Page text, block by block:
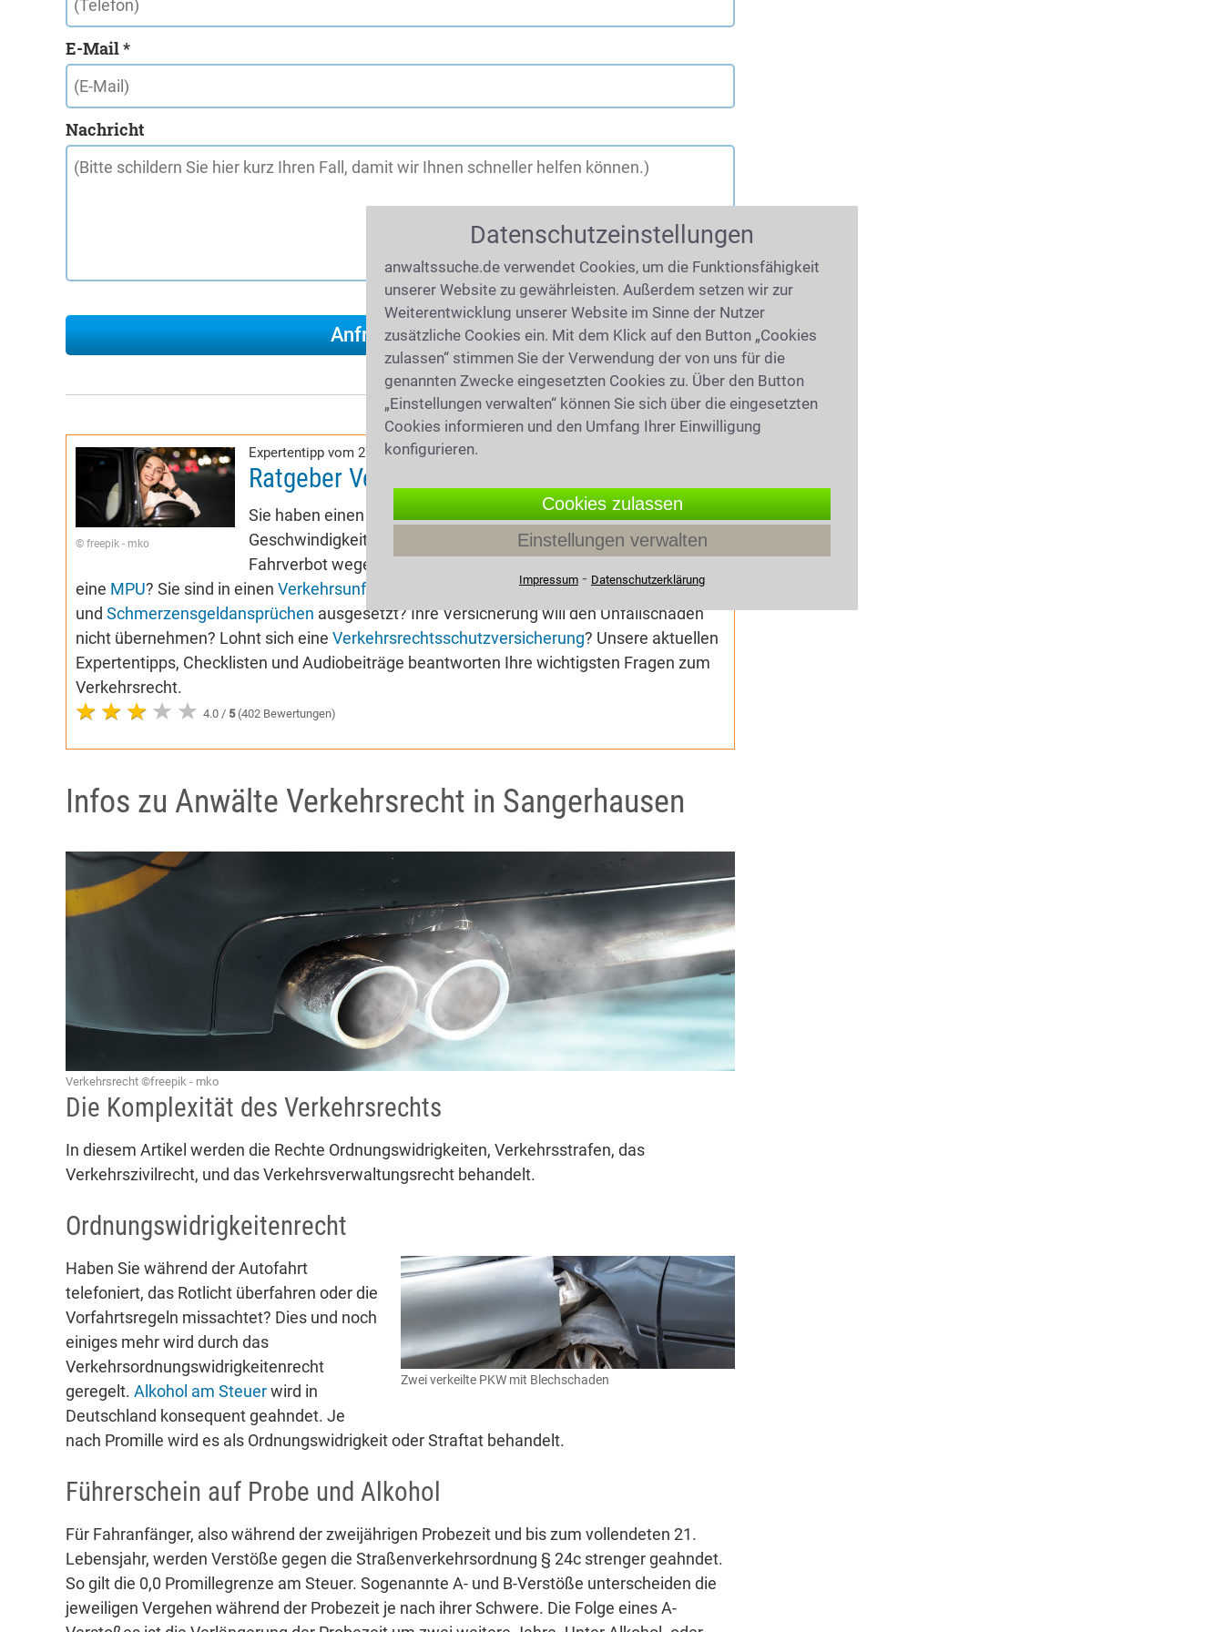
E-Mail *
Nachricht
© freepik - mko
Expertentipp vom 27.04.2019(6321 mal gelesen)
Ratgeber Verkehrsrecht
Sie haben einen Bußgeldbescheid wegen
Geschwindigkeitsüberschreitung erhalten? Ihnen droht ein
Fahrverbot wegen
eine MPU? Sie sind in einen Verkehrsunfall
verwickelt? Sie sehen sich Schadensersatz-
und Schmerzensgeldansprüchen ausgesetzt? Ihre Versicherung will den Unfallschaden
nicht übernehmen? Lohnt sich eine Verkehrsrechtsschutzversicherung? Unsere aktuellen
Expertentipps, Checklisten und Audiobeiträge beantworten Ihre wichtigsten Fragen zum
Verkehrsrecht.
4.0 / 5(402 Bewertungen)
Infos zu Anwälte Verkehrsrecht in Sangerhausen
Verkehrsrecht ©freepik - mko
Die Komplexität des Verkehrsrechts
In diesem Artikel werden die Rechte Ordnungswidrigkeiten, Verkehrsstrafen, das
Verkehrszivilrecht, und das Verkehrsverwaltungsrecht behandelt.
Ordnungswidrigkeitenrecht
Zwei verkeilte PKW mit Blechschaden
Haben Sie während der Autofahrt
telefoniert, das Rotlicht überfahren oder die
Vorfahrtsregeln missachtet? Dies und noch
einiges mehr wird durch das
Verkehrsordnungswidrigkeitenrecht
geregelt. Alkohol am Steuerwird in
Deutschland konsequent geahndet. Je
nach Promille wird es als Ordnungswidrigkeit oder Straftat behandelt.
Führerschein auf Probe und Alkohol
Für Fahranfänger, also während der zweijährigen Probezeit und bis zum vollendeten 21.
Lebensjahr, werden Verstöße gegen die Straßenverkehrsordnung § 24c strenger geahndet.
So gilt die 0,0 Promillegrenze am Steuer. Sogenannte A- und B-Verstöße unterscheiden die
jeweiligen Vergehen während der Probezeit je nach ihrer Schwere. Die Folge eines A-
Datenschutzeinstellungen
anwaltssuche.de verwendet Cookies, um die Funktionsfähigkeit
unserer Website zu gewährleisten. Außerdem setzen wir zur
Weiterentwicklung unserer Website im Sinne der Nutzer
zusätzliche Cookies ein. Mit dem Klick auf den Button „Cookies
zulassen“ stimmen Sie der Verwendung der von uns für die
genannten Zwecke eingesetzten Cookies zu. Über den Button
„Einstellungen verwalten“ können Sie sich über die eingesetzten
Cookies informieren und den Umfang Ihrer Einwilligung
konfigurieren.
Cookies zulassen
Einstellungen verwalten
Impressum ⁃ Datenschutzerklärung